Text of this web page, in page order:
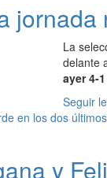
La
delante
ayer 4-
Seguir
y